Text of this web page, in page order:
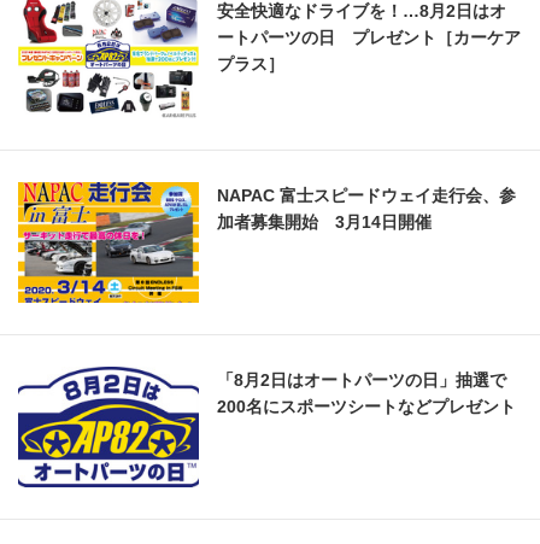
安全快適なドライブを！…8月2日はオ
ートパーツの日 プレゼント［カーケア
プラス］
NAPAC 富士スピードウェイ走行会、参
加者募集開始 3月14日開催
「8月2日はオートパーツの日」抽選で
200名にスポーツシートなどプレゼント